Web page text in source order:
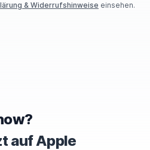
& Widerrufshinweise einsehen.
auf Apple